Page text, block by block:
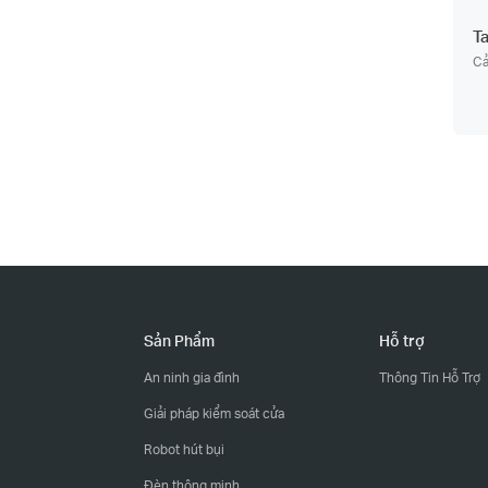
Sản Phẩm
An ninh gia đình
Giải pháp kiểm soát cửa
Robot hút bụi
Hỗ trợ
Thông Tin Hỗ Trợ